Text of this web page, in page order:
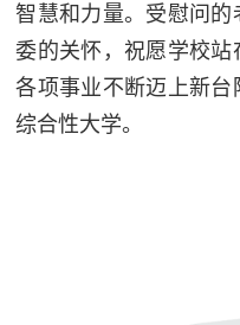
智慧和力量。受慰问
委的关怀，祝愿学校站
各项事业不断迈上新
综合性大学。